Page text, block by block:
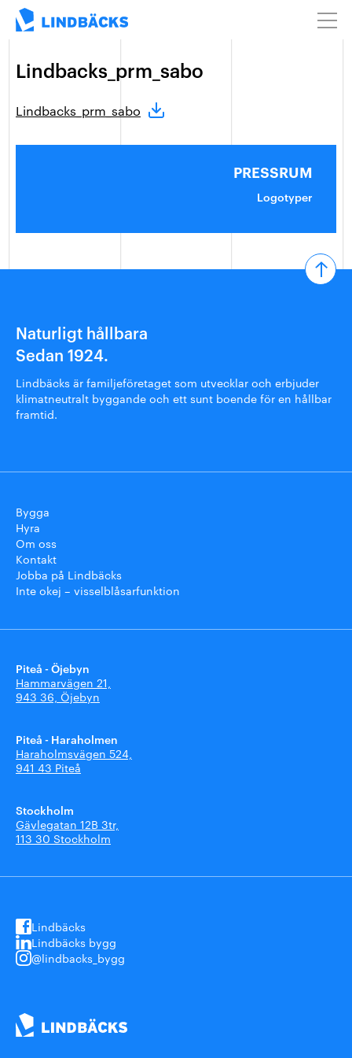
PRESSRUM
Logotyper
Lindbacks_prm_sabo
Lindbacks_prm_sabo
Naturligt hållbara
Sedan 1924.
Lindbäcks är familjeföretaget som utvecklar och erbjuder
klimatneutralt byggande och ett sunt boende för en hållbar
framtid.
Bygga
Hyra
Om oss
Kontakt
Jobba på Lindbäcks
Inte okej – visselblåsarfunktion
Piteå - Öjebyn
Hammarvägen 21,
943 36, Öjebyn
Piteå - Haraholmen
Haraholmsvägen 524,
941 43 Piteå
Stockholm
Gävlegatan 12B 3tr,
113 30 Stockholm
Lindbäcks
Lindbäcks bygg
@lindbacks_bygg